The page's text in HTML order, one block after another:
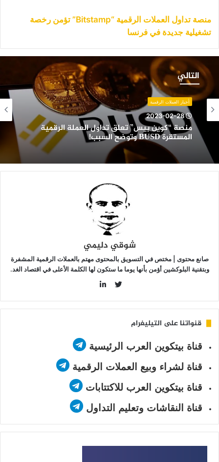
منصة تداول العملات الرقمية “Bitstamp” تؤمن رخصة
تشغيلية جديدة في فرنسا
التالي “كوين
تعلق
تداول
العملة
الرقمية
المستقرة
BUSD
وتوضح
السبب!
أخبار العملات الرقمية
2023-02-28
منصة “كوين بيس” تعلق تداول العملة الرقمية
المستقرة BUSD وتوضح السبب!
شوقي دليمي
صانع محتوى | مختص في التسويق بالمحتوى مهتم بالعملات الرقمية المشفرة
وبتقنية البلوكشين أؤمن بأنها يوما ما ستكون لها الكلمة الأعلى في اقتصاد الغد.
قنواتنا على التيليغرام
قناة بيتكوين العرب الرئيسية
قناة لشراء وبيع العملات الرقمية
قناة بيتكوين العرب للاكتتابات
قناة النقاشات وتعليم التداول